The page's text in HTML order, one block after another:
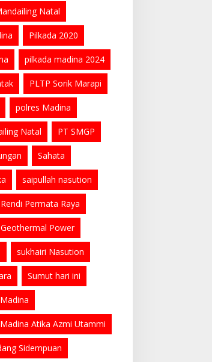
Natal
Pilkada 2020
pilkada madina 2024
PLTP Sorik Marapi
polres Madina
Natal PT SMGP
Sahata
saipullah nasution
Permata Raya
Power
sukhairi Nasution
Sumut hari ini
Atika Azmi Utammi
Sidempuan